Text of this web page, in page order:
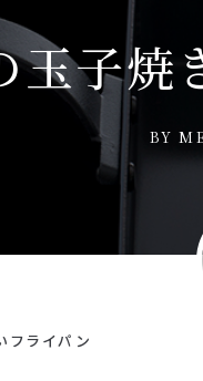
玉子
BY
フライパン